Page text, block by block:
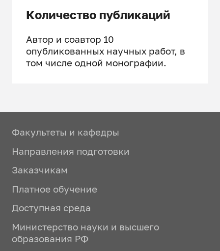
Количество публикаций
Автор и соавтор 10
опубликованных научных работ, в
том числе одной монографии.
Факультеты и кафедры
Направления подготовки
Заказчикам
Платное обучение
Доступная среда
Министерство науки и высшего
образования РФ